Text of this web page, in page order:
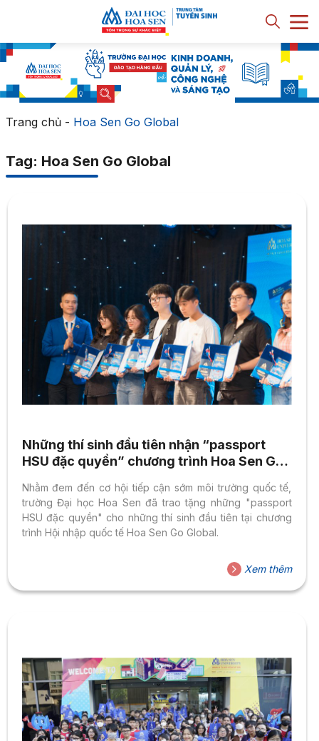
Trang chủ- Hoa Sen Go Global
Tag: Hoa Sen Go Global
Những thí sinh đầu tiên nhận “passport
HSU đặc quyền” chương trình Hoa Sen Go
Nhằm đem đến cơ hội tiếp cận sớm môi trường quốc tế,
trường Đại học Hoa Sen đã trao tặng những "passport
HSU đặc quyền" cho những thí sinh đầu tiên tại chương
trình Hội nhập quốc tế Hoa Sen Go Global.
Xem thêm